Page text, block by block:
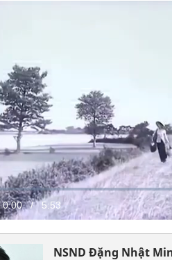
NSND Đặng Nhật